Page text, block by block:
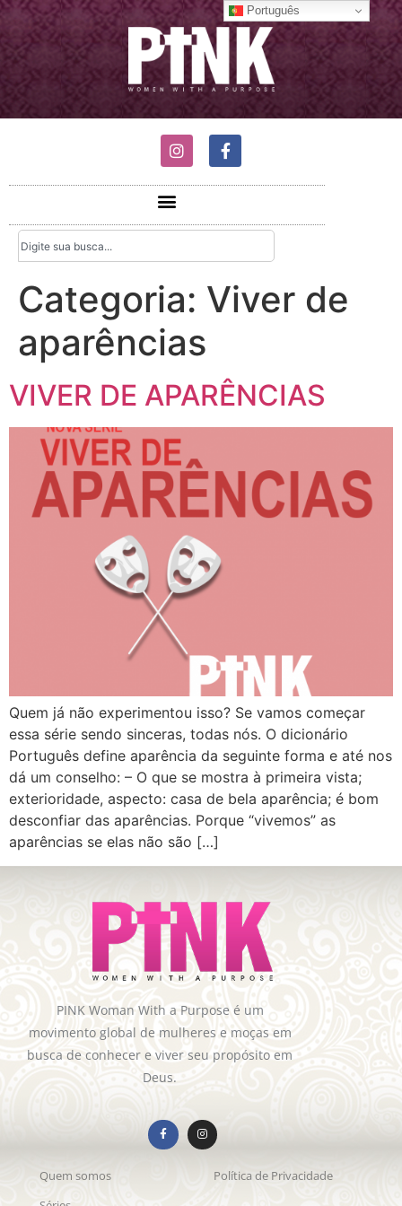
Categoria: Viver de
aparências
VIVER DE APARÊNCIAS
Quem já não experimentou isso? Se vamos começar
essa série sendo sinceras, todas nós. O dicionário
Português define aparência da seguinte forma e até nos
dá um conselho: – O que se mostra à primeira vista;
exterioridade, aspecto: casa de bela aparência; é bom
desconfiar das aparências. Porque “vivemos” as
aparências se elas não são […]
PINK Woman With a Purpose é um
movimento global de mulheres e moças em
busca de conhecer e viver seu propósito em
Deus.
Quem somos
Política de Privacidade
Português